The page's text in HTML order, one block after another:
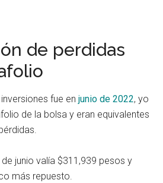
de perdidas
fue enjunio de 2022, yo
de la bolsa y eran equivalentes
junio valía $311,939 pesos y
más repuesto.